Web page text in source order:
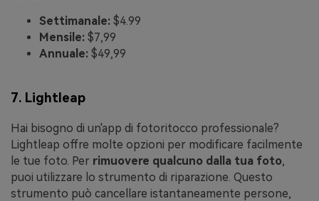
Settimanale: $4.99
Mensile: $7,99
Annuale: $49,99
7. Lightleap
Hai bisogno di un'app di fotoritocco professionale?
Lightleap offre molte opzioni per modificare facilmente
le tue foto. Per rimuovere qualcuno dalla tua foto,
puoi utilizzare lo strumento di riparazione. Questo
strumento può cancellare istantaneamente persone,